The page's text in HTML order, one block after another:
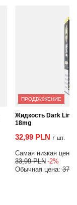
ПРОДВИЖЕНИЕ
Жидкость Dark Line
18mg
32,99 PLN / шт.
Самая низкая цена
33,99 PLN -2%
Обычная цена: